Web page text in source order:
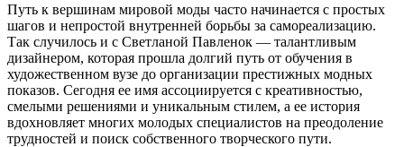
Путь к вершинам мировой моды часто начинается с простых
шагов и непростой внутренней борьбы за самореализацию.
Так случилось и с Светланой Павленок — талантливым
дизайнером, которая прошла долгий путь от обучения в
художественном вузе до организации престижных модных
показов. Сегодня ее имя ассоциируется с креативностью,
смелыми решениями и уникальным стилем, а ее история
вдохновляет многих молодых специалистов на преодоление
трудностей и поиск собственного творческого пути.